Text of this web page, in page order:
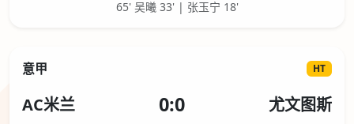
65' 吴曦 33' | 张玉宁 18'
意甲 HT
AC米兰 0:0 尤文图斯